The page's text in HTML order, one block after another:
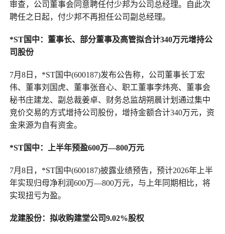
审查，公司董事会同意聘任付少邦为公司总经理。自此次
聘任之日起，付少邦不再担任公司副总经理。
*ST国中：董事长、部分董事及高管拟合计340万元增持公
司股份
7月8日，*ST国中(600187)发布公告称，公司董事长丁宏
伟、董事刘国虎、董事张音心、职工董事李炜亮、董事会
秘书庄建龙、副总裁姜卓、财务总监胡朔晨计划通过集中
竞价交易的方式增持公司股份，增持金额合计340万元，资
金来源为自有资金。
*ST国中：上半年预盈600万—800万元
7月8日，*ST国中(600187)披露业绩预告，预计2026年上半
年实现归母净利润600万—800万元，与上年同期相比，将
实现扭亏为盈。
龙建股份：拟收购建堂公司9.02%股权